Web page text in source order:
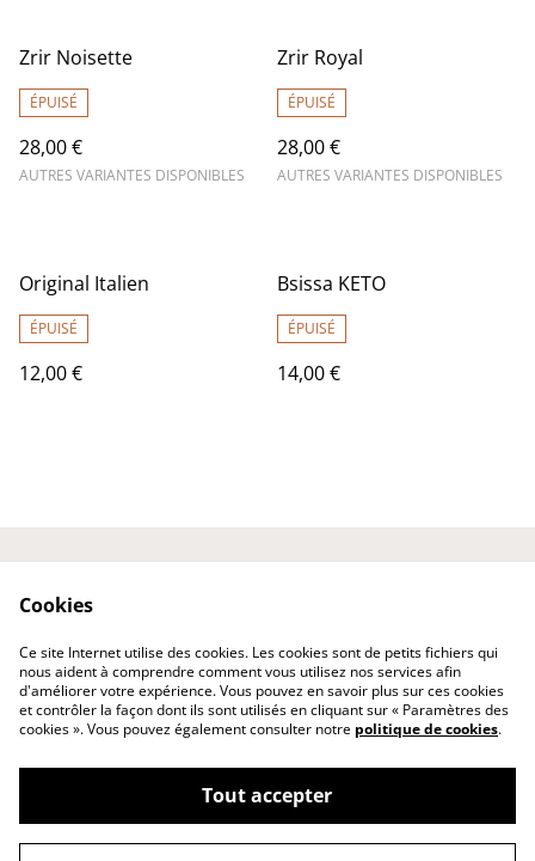
Zrir Noisette
ÉPUISÉ
28,00 €
AUTRES VARIANTES DISPONIBLES
Zrir Royal
ÉPUISÉ
28,00 €
AUTRES VARIANTES DISPONIBLES
Original Italien
ÉPUISÉ
12,00 €
Bsissa KETO
ÉPUISÉ
14,00 €
Laissez votre avis ici
confidentialité
Politique de cookies
©2026Les Gourmandises de ChaCha
Cookies
Ce site Internet utilise des cookies. Les cookies sont de petits fichiers qui
nous aident à comprendre comment vous utilisez nos services afin
d'améliorer votre expérience. Vous pouvez en savoir plus sur ces cookies
et contrôler la façon dont ils sont utilisés en cliquant sur « Paramètres des
cookies ». Vous pouvez également consulter notre politique de cookies.
Tout accepter